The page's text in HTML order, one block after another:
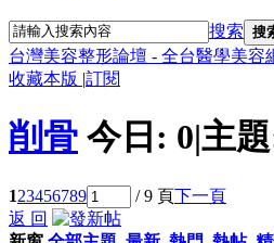
搜索 搜
台灣美容整形論壇 - 全台醫學美容
收藏本版 |訂閱
削骨 今日: 0|主
123456789 / 9 頁下一頁
返 回